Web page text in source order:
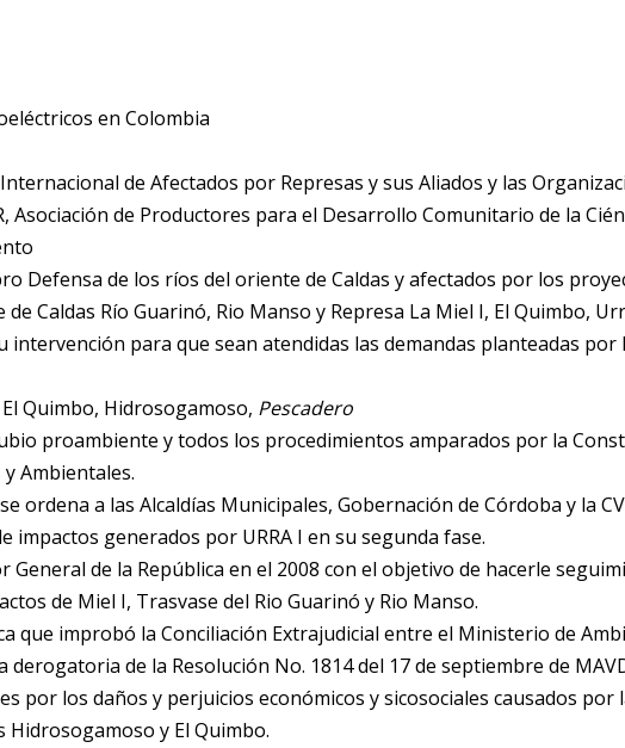
en Colombia
de Afectados por Represas y sus Aliados y las
Asociación de Productores para el Desarrollo Comunitario de la
Defensa de los ríos del oriente de Caldas y afectados por los
Caldas Río Guarinó, Rio Manso y Represa La Miel I, El Quimbo,
para que sean atendidas las demandas planteadas
Quimbo, Hidrosogamoso, Pescadero
proambiente y todos los procedimientos amparados por la
Ambientales.
ordena a las Alcaldías Municipales, Gobernación de Córdoba y la
impactos generados por URRA I en su segunda fase.
de la República en el 2008 con el objetivo de hacerle
de Miel I, Trasvase del Rio Guarinó y Rio Manso.
que improbó la Conciliación Extrajudicial entre el Ministerio de
de la Resolución No. 1814 del 17 de septiembre de
por los daños y perjuicios económicos y sicosociales causados
y El Quimbo.